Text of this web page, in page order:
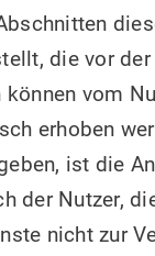
die vor
können vom
erhoben
ist die
der Nutzer,
nicht zur